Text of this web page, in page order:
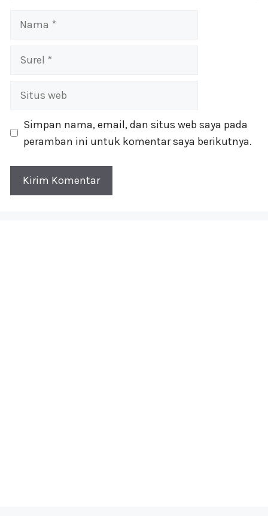
Nama
Surel
Situs
Simpan nama, email, dan situs web saya pada
peramban ini untuk komentar saya berikutnya.